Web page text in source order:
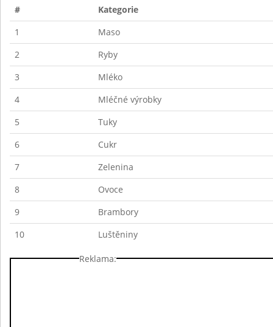
#
Kategorie
1
Maso
2
Ryby
3
Mléko
4
Mléčné výrobky
5
Tuky
6
Cukr
7
Zelenina
8
Ovoce
9
Brambory
10
Luštěniny
Reklama: